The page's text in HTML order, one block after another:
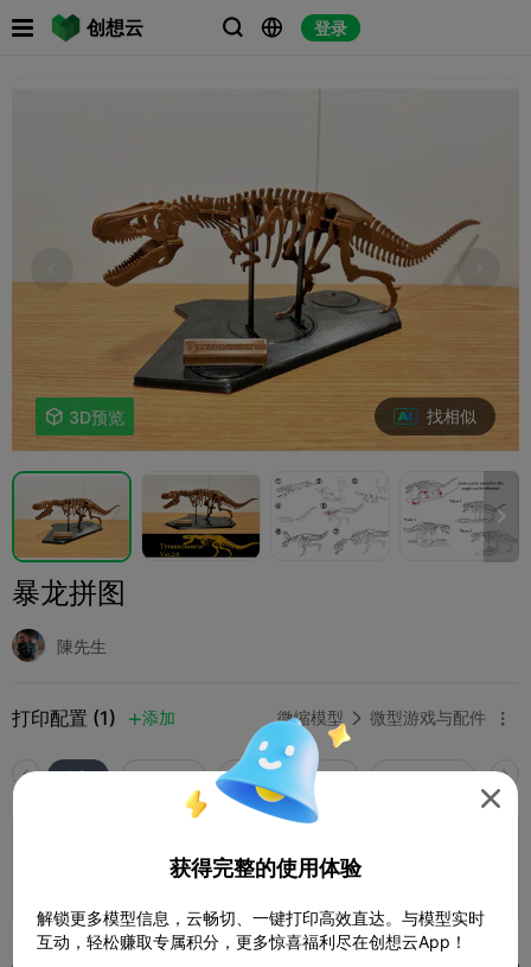
创想云   登录
 3D预览 找相似

暴龙拼图
陳先生
打印配置 (1) 添加 微缩模型  微型游戏与配件 
全部 K2 Plus K2 Pro K2 SPARKX i7
 11h 23m  13 盘

获得完整的使用体验
解锁更多模型信息，云畅切、一键打印高效直达。与模型实时
互动，轻松赚取专属积分，更多惊喜福利尽在创想云App！